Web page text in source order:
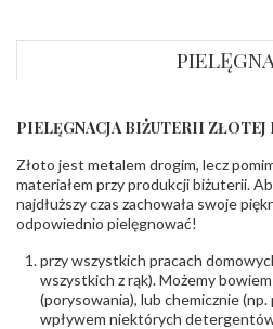
INNE PARAMETRY
Producent
odpowiedzialny:
PZ Stelmach Sp.
Opole; NIP
Bezpieczeństwo
ostrzeżenia:
Nie nadaje się dla
PIELĘGNACJA BIŻUTERII ZŁOTEJ
Złoto jest metalem drogim, lecz
materiałem przy produkcji biżuterii.
najdłuższy czas zachowała swoje
odpowiednio pielęgnować!
przy wszystkich pracach
wszystkich z rąk). Możemy
(porysowania), lub chemicznie
wpływem niektórych